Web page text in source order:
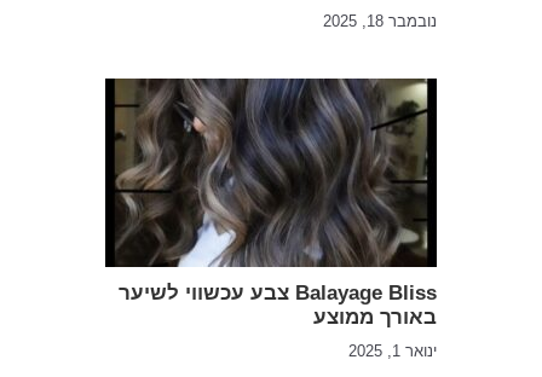
נובמבר 18, 2025
Balayage Bliss צבע עכשווי לשיער
באורך ממוצע
ינואר 1, 2025